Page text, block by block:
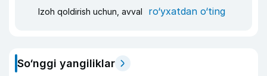
Izoh qoldirish uchun, avval ro‘yxatdan o‘ting
So‘nggi yangiliklar